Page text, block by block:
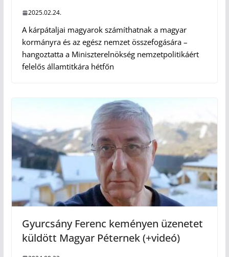
2025.02.24.
A kárpátaljai magyarok számíthatnak a magyar
kormányra és az egész nemzet összefogására –
hangoztatta a Miniszterelnökség nemzetpolitikáért
felelős államtitkára hétfőn
Gyurcsány Ferenc keményen üzenetet
küldött Magyar Péternek (+videó)